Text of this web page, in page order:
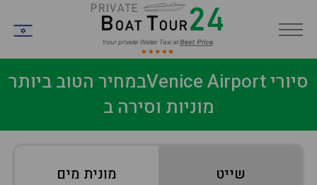
במחיר הטוב ביותרVenice Airport סיורי
מוניות וסירה ב
מונית מים שייט